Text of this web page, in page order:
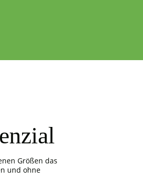
Größen das
und ohne